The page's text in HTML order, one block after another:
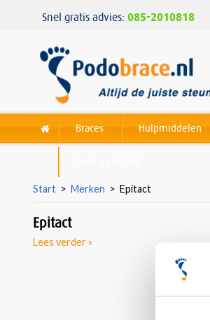
Snel gratis advies: 085-2010818
Braces Hulpmiddelen
Start > Merken > Epitact
Epitact
Lees verder »